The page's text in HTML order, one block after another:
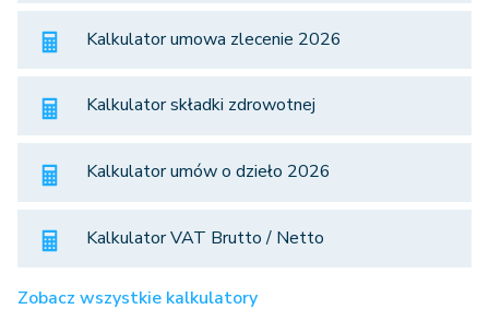
Kalkulator umowa zlecenie 2026
Kalkulator składki zdrowotnej
Kalkulator umów o dzieło 2026
Kalkulator VAT Brutto / Netto
Zobacz wszystkie kalkulatory